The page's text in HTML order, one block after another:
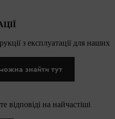
з експлуатації для наших
знайти тут
відповіді на найчастіші